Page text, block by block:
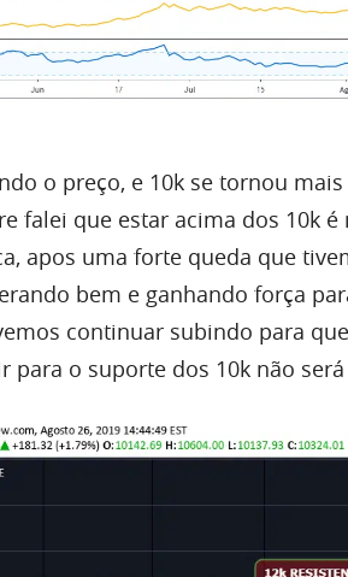
o preço, e 10k se tornou mais
falei que estar acima dos 10k
apos uma forte queda que
bem e ganhando força
continuar subindo para
para o suporte dos 10k não